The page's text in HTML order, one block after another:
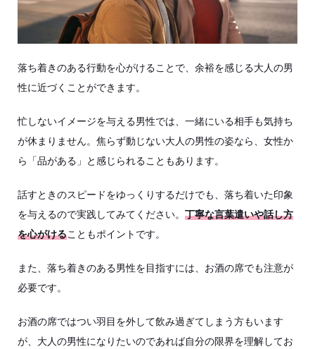
落ち着きのある行動を心がけることで、余裕を感じる大人の男
性に近づくことができます。
忙しないイメージを与える男性では、一緒にいる相手も気持ち
が休まりません。焦らず動じない大人の男性の姿なら、女性か
ら「品がある」と感じられることもあります。
話すときのスピードをゆっくりするだけでも、落ち着いた印象
を与えるので実践してみてください。 丁寧な言葉遣いや話し方
を心がけることもポイントです。
また、落ち着きのある男性を目指すには、お酒の席でも注意が
必要です。
お酒の席ではつい羽目を外して飲み過ぎてしまう方もいます
が、大人の男性になりたいのであれば自分の限界を理解してお